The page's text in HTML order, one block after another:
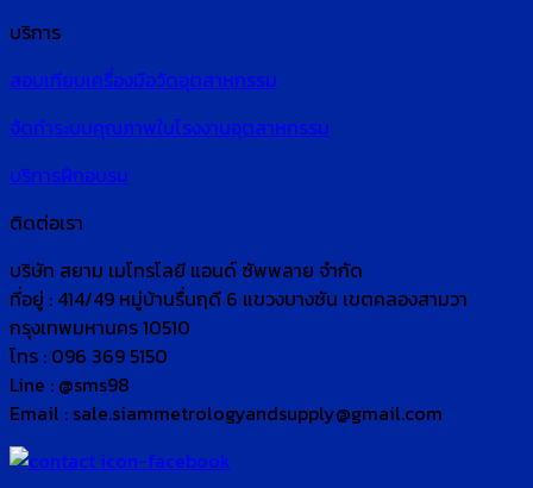
บริการ
สอบเทียบเครื่องมือวัดอุตสาหกรรม
จัดทำระบบคุณภาพในโรงงานอุตสาหกรรม
บริการฝึกอบรม
ติดต่อเรา
บริษัท สยาม เมโทรโลยี แอนด์ ซัพพลาย จำกัด
ที่อยู่ : 414/49 หมู่บ้านรื่นฤดี 6 แขวงบางชัน เขตคลองสามวา
กรุงเทพมหานคร 10510
โทร : 096 369 5150
Line : @sms98
Email : sale.siammetrologyandsupply@gmail.com